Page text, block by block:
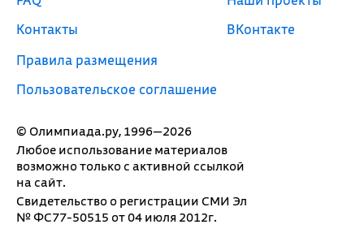
© Олимпиада.ру, 1996—2026
Любое использование материалов
возможно только с активной ссылкой
на сайт.
Свидетельство о регистрации СМИ Эл
№ ФС77-50515 от 04 июля 2012г.
Контакты
Правила размещения
Пользовательское соглашение
ВКонтакте